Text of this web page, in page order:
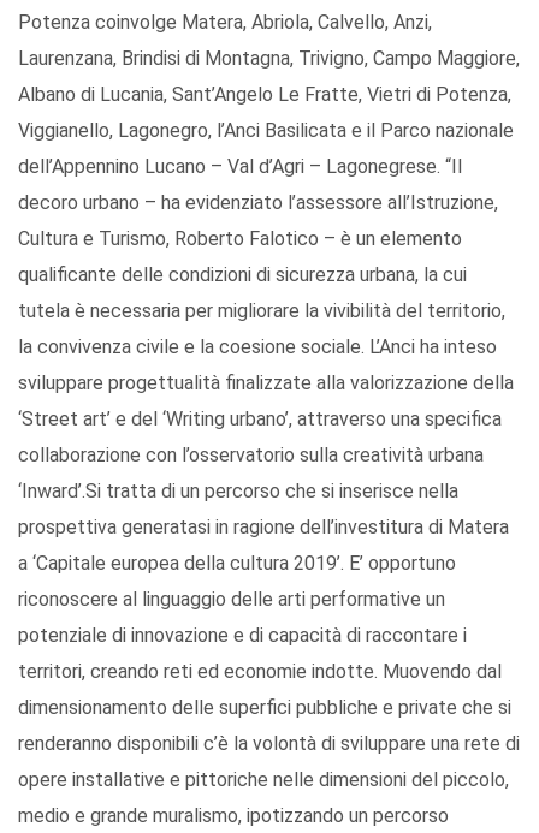
Potenza coinvolge Matera, Abriola, Calvello, Anzi,
Laurenzana, Brindisi di Montagna, Trivigno, Campo Maggiore,
Albano di Lucania, Sant’Angelo Le Fratte, Vietri di Potenza,
Viggianello, Lagonegro, l’Anci Basilicata e il Parco nazionale
dell’Appennino Lucano – Val d’Agri – Lagonegrese. “Il
decoro urbano – ha evidenziato l’assessore all’Istruzione,
Cultura e Turismo, Roberto Falotico – è un elemento
qualificante delle condizioni di sicurezza urbana, la cui
tutela è necessaria per migliorare la vivibilità del territorio,
la convivenza civile e la coesione sociale. L’Anci ha inteso
sviluppare progettualità finalizzate alla valorizzazione della
‘Street art’ e del ‘Writing urbano’, attraverso una specifica
collaborazione con l’osservatorio sulla creatività urbana
‘Inward’.Si tratta di un percorso che si inserisce nella
prospettiva generatasi in ragione dell’investitura di Matera
a ‘Capitale europea della cultura 2019’. E’ opportuno
riconoscere al linguaggio delle arti performative un
potenziale di innovazione e di capacità di raccontare i
territori, creando reti ed economie indotte. Muovendo dal
dimensionamento delle superfici pubbliche e private che si
renderanno disponibili c’è la volontà di sviluppare una rete di
opere installative e pittoriche nelle dimensioni del piccolo,
medio e grande muralismo, ipotizzando un percorso